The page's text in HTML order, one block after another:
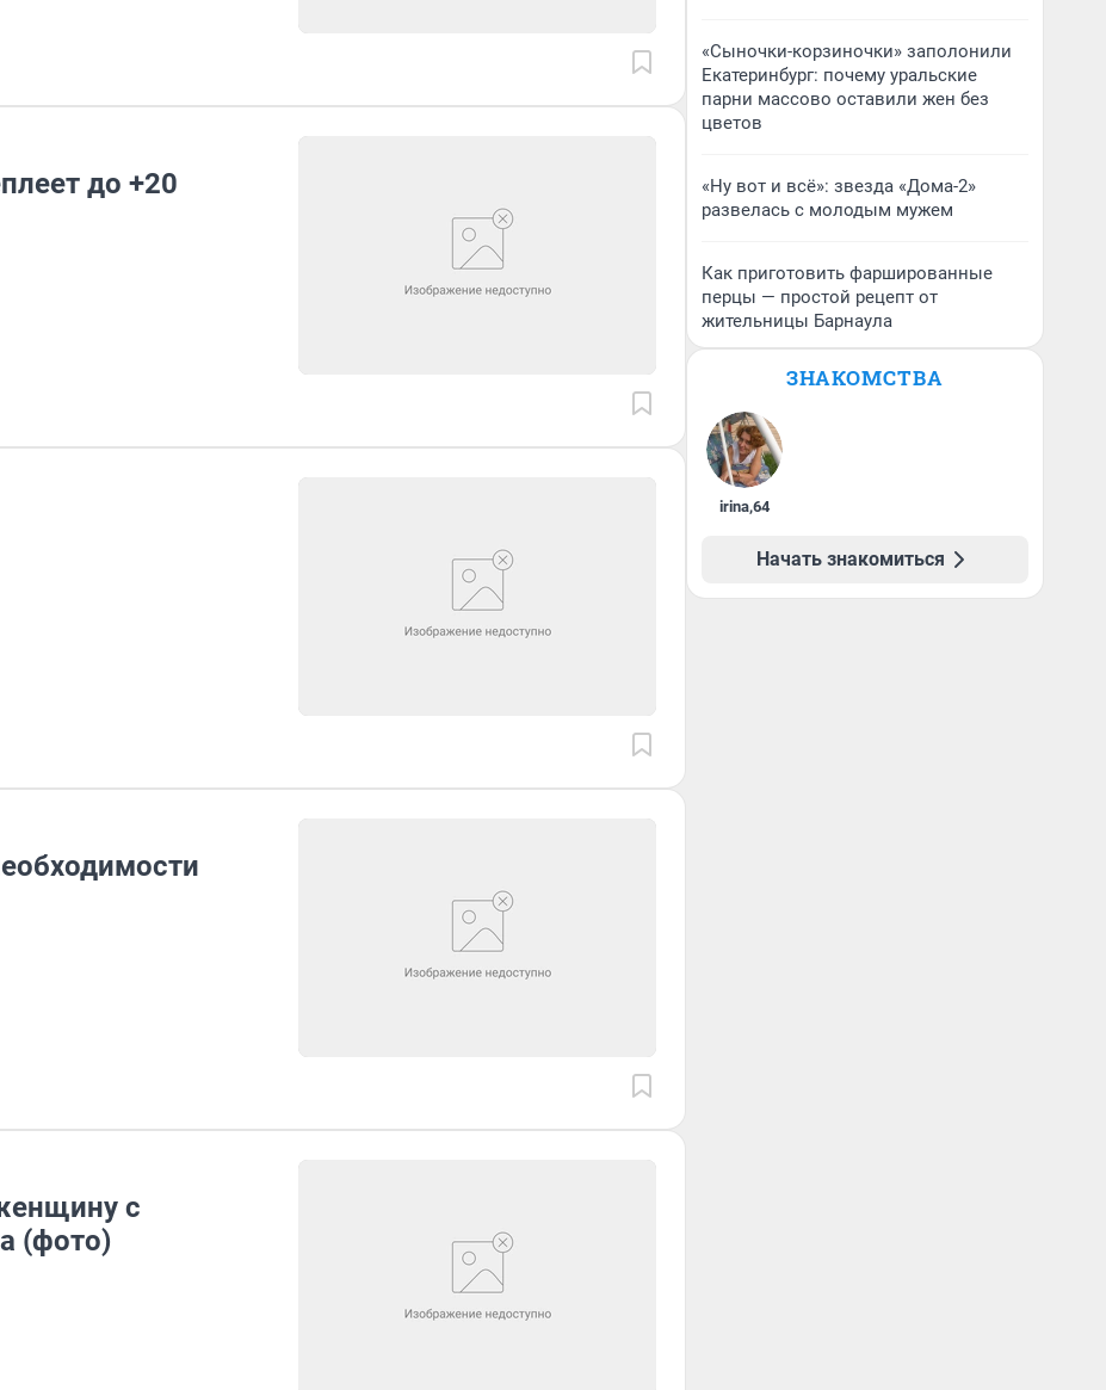
до +20
с
(фото)
«Сыночки-корзиночки» заполонили
Екатеринбург: почему уральские
парни массово оставили жен без
цветов
«Ну вот и всё»: звезда «Дома-2»
развелась с молодым мужем
Как приготовить фаршированные
перцы — простой рецепт от
жительницы Барнаула
ЗНАКОМСТВА
irina,64
Начать знакомиться